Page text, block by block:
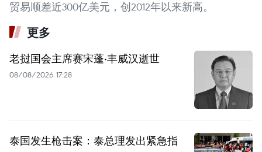
贸易顺差近300亿美元，创2012年以来新高。
更多
老挝国会主席赛宋蓬·丰威汉逝世
08/08/2026 17:28
泰国发生枪击案：泰总理发出紧急指